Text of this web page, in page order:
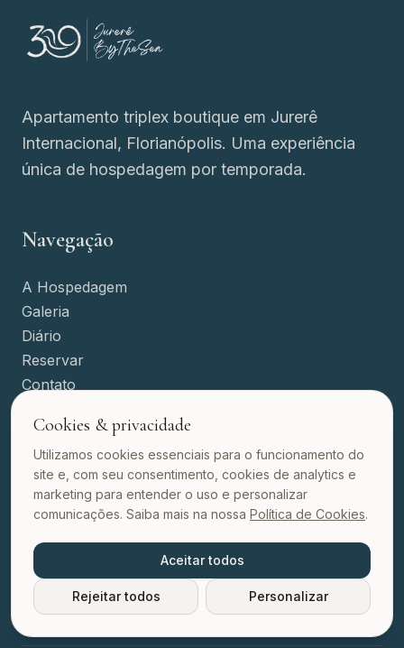
Apartamento triplex boutique em Jurerê
Internacional, Florianópolis. Uma experiência
única de hospedagem por temporada.
Navegação
A Hospedagem
Galeria
Diário
Reservar
Contato
Contato
Rod. Jornalista Maurício Sirotski Sobrinho, 6040
- Apt 39, Jurerê, Florianópolis - SC
contato@39jurerebythesea.com
Cookies & privacidade
Utilizamos cookies essenciais para o funcionamento do
site e, com seu consentimento, cookies de analytics e
marketing para entender o uso e personalizar
comunicações. Saiba mais na nossa Política de Cookies.
Aceitar todos
Rejeitar todos Personalizar